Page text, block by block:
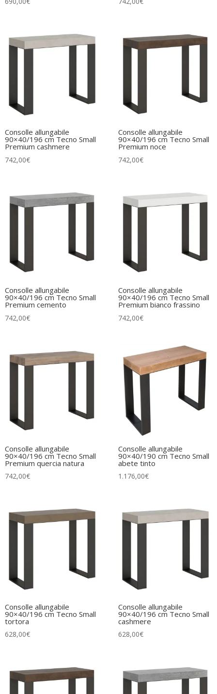
Consolle allungabile
90×40/196 cm Tecno Small
Premium cashmere
742,00€
Consolle allungabile
90×40/196 cm Tecno Small
Premium noce
742,00€
Consolle allungabile
90×40/196 cm Tecno Small
Premium cemento
742,00€
Consolle allungabile
90×40/196 cm Tecno Small
Premium bianco frassino
742,00€
Consolle allungabile
90×40/196 cm Tecno Small
Premium quercia natura
742,00€
Consolle allungabile
90×40/190 cm Tecno Small
abete tinto
1.176,00€
Consolle allungabile
90×40/196 cm Tecno Small
tortora
628,00€
Consolle allungabile
90×40/196 cm Tecno Small
cashmere
628,00€